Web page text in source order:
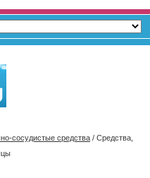
сосудистые средства / Средства,